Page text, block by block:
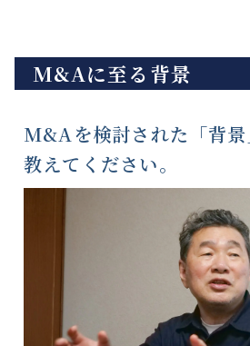
M&Aに至る背景
M&Aを検討された「背
教えてください。